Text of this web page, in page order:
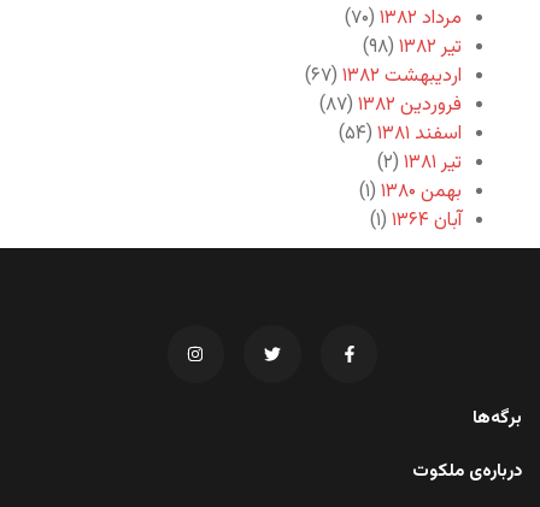
مرداد ۱۳۸۲
(۷۰)
تیر ۱۳۸۲
(۹۸)
اردیبهشت ۱۳۸۲
(۶۷)
فروردین ۱۳۸۲
(۸۷)
اسفند ۱۳۸۱
(۵۴)
تیر ۱۳۸۱
(۲)
بهمن ۱۳۸۰
(۱)
آبان ۱۳۶۴
(۱)
برگه‌ها
درباره‌ی ملکوت